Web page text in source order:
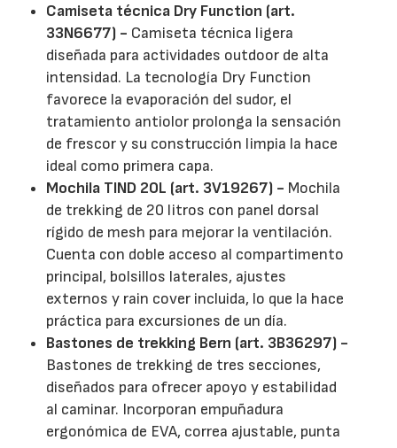
Camiseta técnica Dry Function (art.
33N6677) - Camiseta técnica ligera
diseñada para actividades outdoor de alta
intensidad. La tecnología Dry Function
favorece la evaporación del sudor, el
tratamiento antiolor prolonga la sensación
de frescor y su construcción limpia la hace
ideal como primera capa.
Mochila TIND 20L (art. 3V19267) - Mochila
de trekking de 20 litros con panel dorsal
rígido de mesh para mejorar la ventilación.
Cuenta con doble acceso al compartimento
principal, bolsillos laterales, ajustes
externos y rain cover incluida, lo que la hace
práctica para excursiones de un día.
Bastones de trekking Bern (art. 3B36297) -
Bastones de trekking de tres secciones,
diseñados para ofrecer apoyo y estabilidad
al caminar. Incorporan empuñadura
ergonómica de EVA, correa ajustable, punta